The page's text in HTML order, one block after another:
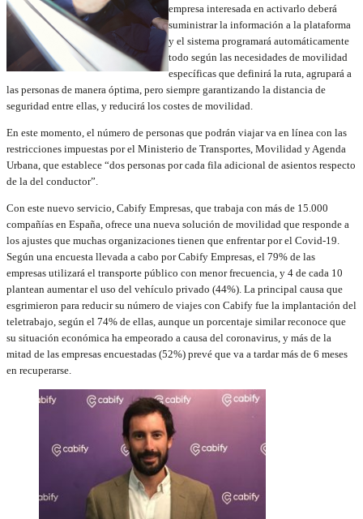
empresa interesada en activarlo deberá
suministrar la información a la plataforma
y el sistema programará automáticamente
todo según las necesidades de movilidad
específicas que definirá la ruta, agrupará a
las personas de manera óptima, pero siempre garantizando la distancia de
seguridad entre ellas, y reducirá los costes de movilidad.
En este momento, el número de personas que podrán viajar va en línea con las
restricciones impuestas por el Ministerio de Transportes, Movilidad y Agenda
Urbana, que establece “dos personas por cada fila adicional de asientos respecto
de la del conductor”.
Con este nuevo servicio, Cabify Empresas, que trabaja con más de 15.000
compañías en España, ofrece una nueva solución de movilidad que responde a
los ajustes que muchas organizaciones tienen que enfrentar por el Covid-19.
Según una encuesta llevada a cabo por Cabify Empresas, el 79% de las
empresas utilizará el transporte público con menor frecuencia, y 4 de cada 10
plantean aumentar el uso del vehículo privado (44%). La principal causa que
esgrimieron para reducir su número de viajes con Cabify fue la implantación del
teletrabajo, según el 74% de ellas, aunque un porcentaje similar reconoce que
su situación económica ha empeorado a causa del coronavirus, y más de la
mitad de las empresas encuestadas (52%) prevé que va a tardar más de 6 meses
en recuperarse.